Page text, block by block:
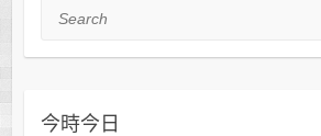
Search
今時今日